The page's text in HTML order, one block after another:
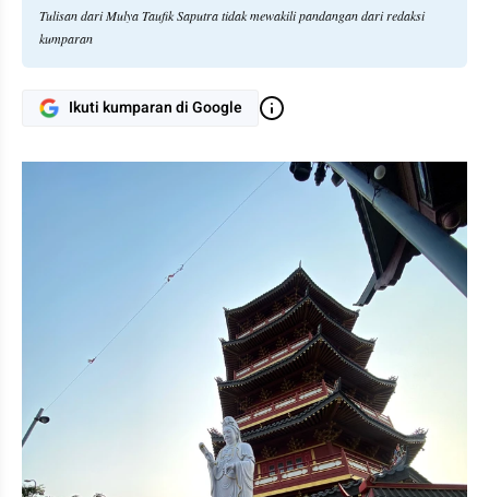
Tulisan dari Mulya Taufik Saputra tidak mewakili pandangan dari redaksi
kumparan
Ikuti kumparan di Google